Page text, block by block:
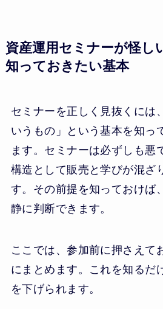
資産運用セミナーが怪し
知っておきたい基本
セミナーを正しく見抜くには
いうもの」という基本を知っ
ます。セミナーは必ずしも悪
構造として販売と学びが混ざ
す。その前提を知っておけば
静に判断できます。
ここでは、参加前に押さえて
にまとめます。これを知るだ
を下げられます。